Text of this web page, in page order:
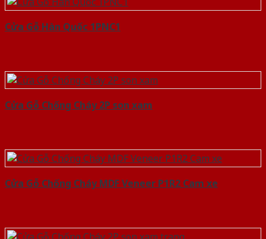
Cửa Gỗ Hàn Quốc 1PNC1
Cửa Gỗ Chống Cháy 2P son xam
Cửa Gỗ Chống Cháy MDF Veneer P1R2 Cam xe